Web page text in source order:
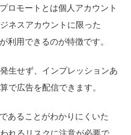
ロモートとは個人アカウント
ネスアカウントに限った
利用できるのが特徴です。
生せず、インプレッションあ
で広告を配信できます。
あることがわかりにくいた
れるリスクに注意が必要で